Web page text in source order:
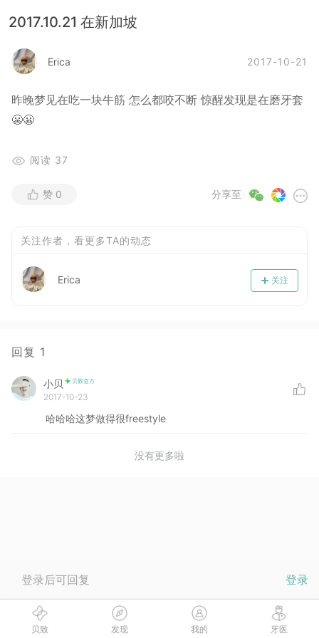
2017.10.21 在新加坡
Erica 2017-10-21
昨晚梦见在吃一块牛筋 怎么都咬不断 惊醒发现是在磨牙套
😬😬
阅读 37
分享至
赞 0
关注作者，看更多TA的动态
关注
Erica
回复 1
小贝
2017-10-23
哈哈哈这梦做得很freestyle
没有更多啦
登录后可回复 登录
贝致 发现 我的 牙医